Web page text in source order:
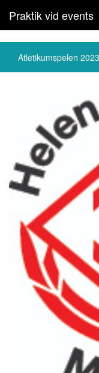
Praktik vid events
Atletikumspelen 2023